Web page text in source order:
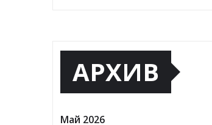
АРХИВ
Май 2026